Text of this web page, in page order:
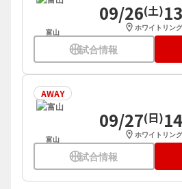
富山
09/26(土)
location_on ホワイトリング
sports_basketball試合情報
AWAY
富山
09/27(日)
location_on ホワイトリング
sports_basketball試合情報